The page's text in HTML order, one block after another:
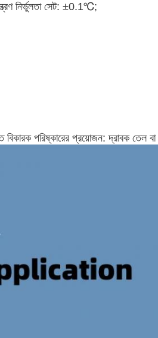
নির্ভুলতা সেট: ±0.1℃;
বিকারক পরিষ্কারের প্রয়োজন: দ্রাবক তেল